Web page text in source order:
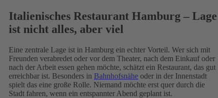
Italienisches Restaurant Hamburg – Lage
ist nicht alles, aber viel
Eine zentrale Lage ist in Hamburg ein echter Vorteil. Wer sich mit
Freunden verabredet oder vor dem Theater, nach dem Einkauf oder
nach der Arbeit essen gehen möchte, schätzt ein Restaurant, das gut
erreichbar ist. Besonders in Bahnhofsnähe oder in der Innenstadt
spielt das eine große Rolle. Niemand möchte erst quer durch die
Stadt fahren, wenn ein entspannter Abend geplant ist.